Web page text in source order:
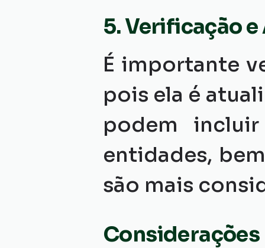
5. Verificação
É importante
pois ela é
podem
entidades,
são mais